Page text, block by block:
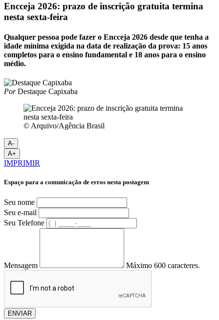
Encceja 2026: prazo de inscrição gratuita termina
nesta sexta-feira
Qualquer pessoa pode fazer o Encceja 2026 desde que tenha a
idade mínima exigida na data de realização da prova: 15 anos
completos para o ensino fundamental e 18 anos para o ensino
médio.
PorDestaque Capixaba
© Arquivo/Agência Brasil
A-
A+
IMPRIMIR
Espaço para a comunicação de erros nesta postagem
Seu nome
Seu e-mail
Seu Telefone
Mensagem Máximo 600 caracteres.
ENVIAR